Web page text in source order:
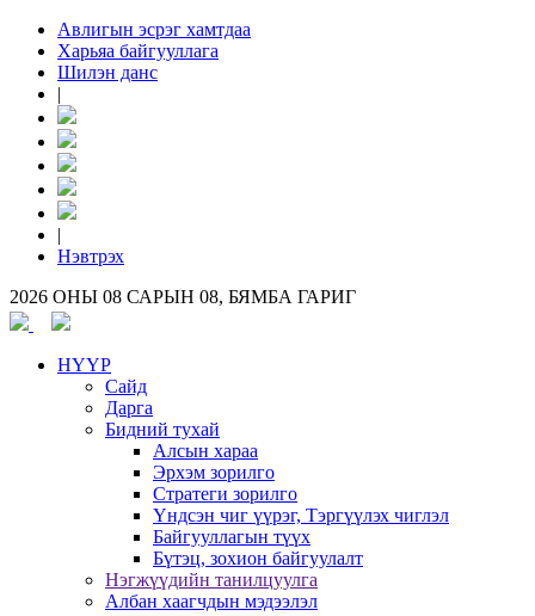
Авлигын эсрэг хамтдаа
Харьяа байгууллага
Шилэн данс
|
|
Нэвтрэх
2026 ОНЫ 08 САРЫН 08, БЯМБА ГАРИГ
НҮҮР
Сайд
Дарга
Бидний тухай
Алсын хараа
Эрхэм зорилго
Стратеги зорилго
Үндсэн чиг үүрэг, Тэргүүлэх чиглэл
Байгууллагын түүх
Бүтэц, зохион байгуулалт
Нэгжүүдийн танилцуулга
Албан хаагчдын мэдээлэл